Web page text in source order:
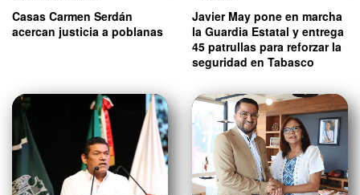
Casas Carmen Serdán
acercan justicia a poblanas
Javier May pone en marcha
la Guardia Estatal y entrega
45 patrullas para reforzar la
seguridad en Tabasco